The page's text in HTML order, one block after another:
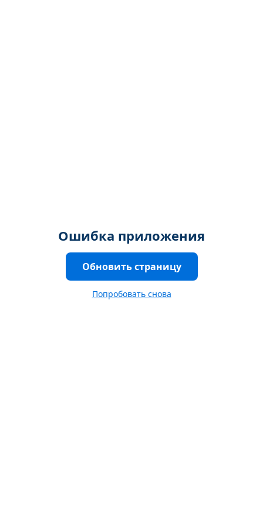
Ошибка приложения
Обновить страницу
Попробовать снова